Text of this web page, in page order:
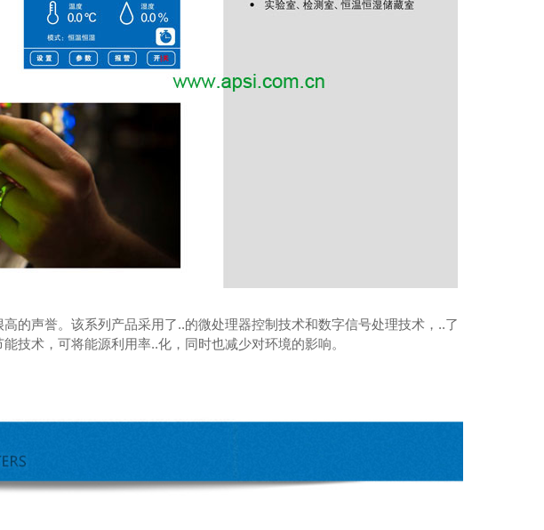
的声誉。该系列产品采用了..的微处理器控制技术和数字信号处理技术，..了
技术，可将能源利用率..化，同时也减少对环境的影响。